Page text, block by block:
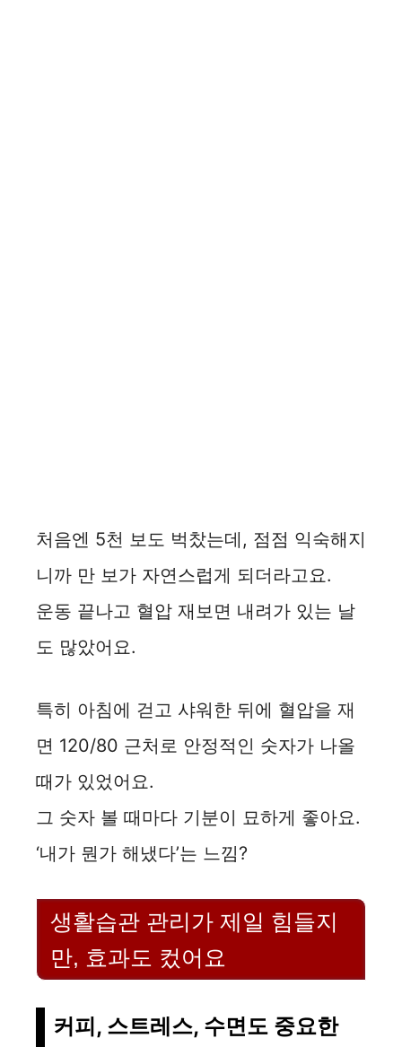
처음엔 5천 보도 벅찼는데, 점점 익숙해지
니까 만 보가 자연스럽게 되더라고요.
운동 끝나고 혈압 재보면 내려가 있는 날
도 많았어요.
특히 아침에 걷고 샤워한 뒤에 혈압을 재
면 120/80 근처로 안정적인 숫자가 나올
때가 있었어요.
그 숫자 볼 때마다 기분이 묘하게 좋아요.
‘내가 뭔가 해냈다’는 느낌?
생활습관 관리가 제일 힘들지
만, 효과도 컸어요
커피, 스트레스, 수면도 중요한